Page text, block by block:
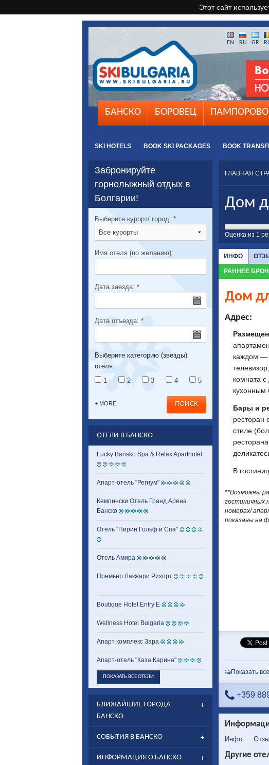
Этот сайт
БАНСКО БОРОВЕЦ ПАМПОРОВО
SKI HOTELS BOOK SKI PACKAGES BOOK
EN RU GR
ГЛАВНАЯ
Дом
Оценка из 1
ИНФО
РАННЕЕ
Дом
Адрес:
каждом —
комната с
кухонным
Бары и
ресторан
стиле
В
**Возможны
гостиничных
номерах/
показаны на
Показать
+359
Инфо
Другие
Забронируйте
горнолыжный отдых в
Болгарии!
Выберите курорт/ город: *
Имя отеля (по желанию):
Дата заезда: *
Дата отъезда: *
Выберите категорию (звезды)
отеля:
1
2 3 4 5
+ MORE
ОТЕЛИ В БАНСКО
Lucky Bansko Spa & Relax Aparthotel
Апарт-отель "Регнум"
Кемпински Отель Гранд Арена
Банско
Отель "Пирин Гольф и Спа"
Отель Амира
Премьер Лакжари Ризорт
Boutique Hotel Entry E
Wellness Hotel Bulgaria
Апарт комплекс Зара
Апарт-отель "Каза Карина"
ПОКАЗАТЬ ВСЕ ОТЕЛИ
БЛИЖАЙШИЕ ГОРОДА
БАНСКО
СОБЫТИЯ В БАНСКО
ИНФОРМАЦИЯ О БАНСКО